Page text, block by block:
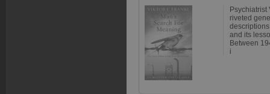
Psychiatrist
riveted
and its
Between
i